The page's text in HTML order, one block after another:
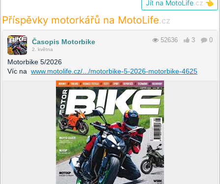
Jít na MotoLife .cz 👈
Příspěvky motorkářů na MotoLife.cz
Časopis Motorbike
2. května
52636 3 0
Motorbike 5/2026
Víc na www.motolife.cz/.../motorbike-5-2026-motorbike-4625